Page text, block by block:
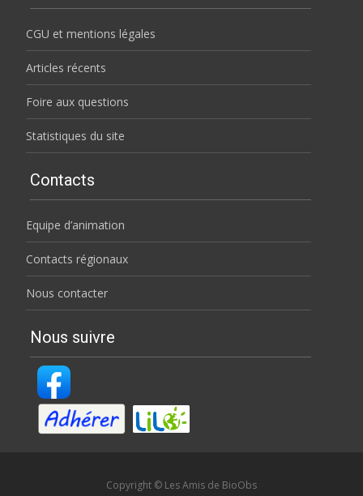
CGU et mentions légales
Articles récents
Foire aux questions
Statistiques du site
Contacts
Equipe d’animation
Contacts régionaux
Nous contacter
Nous suivre
Copyright © Les Amis de BioObs